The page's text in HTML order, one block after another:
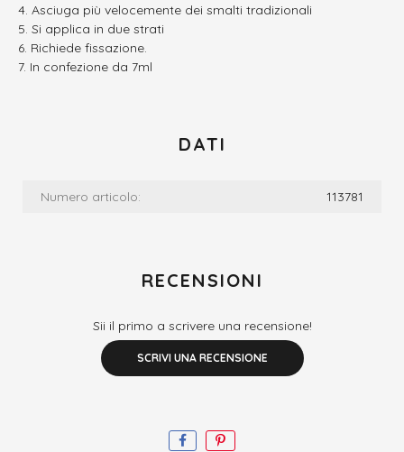
Asciuga più velocemente dei smalti tradizionali
Si applica in due strati
Richiede fissazione.
In confezione da 7ml
DATI
Numero articolo: 113781
RECENSIONI
Sii il primo a scrivere una recensione!
SCRIVI UNA RECENSIONE